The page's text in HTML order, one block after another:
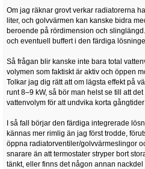
Om jag räknar grovt verkar radiatorerna
liter, och golvvärmen kan kanske bidra
beroende på rördimension och
och eventuell buffert i den färdiga
Så frågan blir kanske inte bara total
volymen som faktiskt är aktiv och öppen
Tolkar jag dig rätt att om lägsta effekt på
runt 8–9 kW, så bör man helst se till att
vattenvolym för att undvika korta
I så fall börjar den färdiga integrerade
kännas mer rimlig än jag först trodde,
öppna radiatorventiler/golvvärmeslingor
snarare än att termostater stryper bort
tänkt, eller finns det någon annan